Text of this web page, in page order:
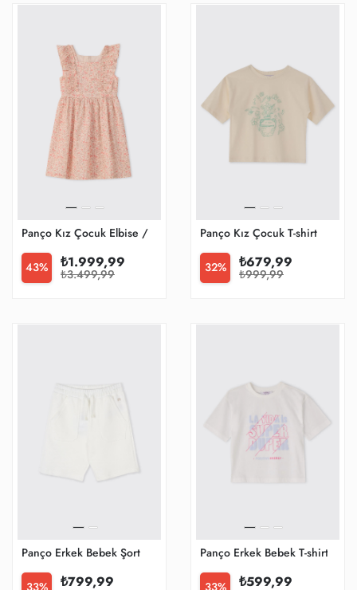
Panço Kız Çocuk Elbise / Tulum
43% ₺1.999,99
₺3.499,99
Panço Kız Çocuk T-shirt
32% ₺679,99
₺999,99
Panço Erkek Bebek Şort
33% ₺799,99
Panço Erkek Bebek T-shirt
33% ₺599,99